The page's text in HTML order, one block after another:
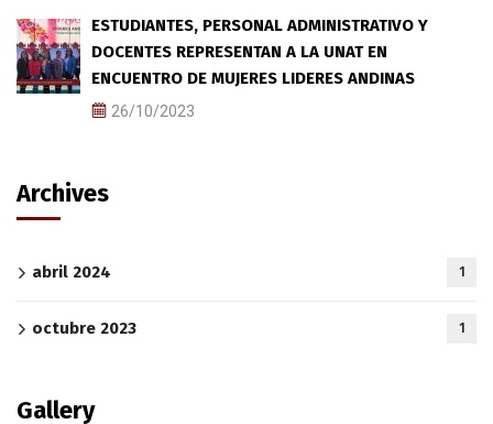
ESTUDIANTES, PERSONAL ADMINISTRATIVO Y
DOCENTES REPRESENTAN A LA UNAT EN
ENCUENTRO DE MUJERES LIDERES ANDINAS
26/10/2023
Archives
abril 2024 1
octubre 2023 1
Gallery